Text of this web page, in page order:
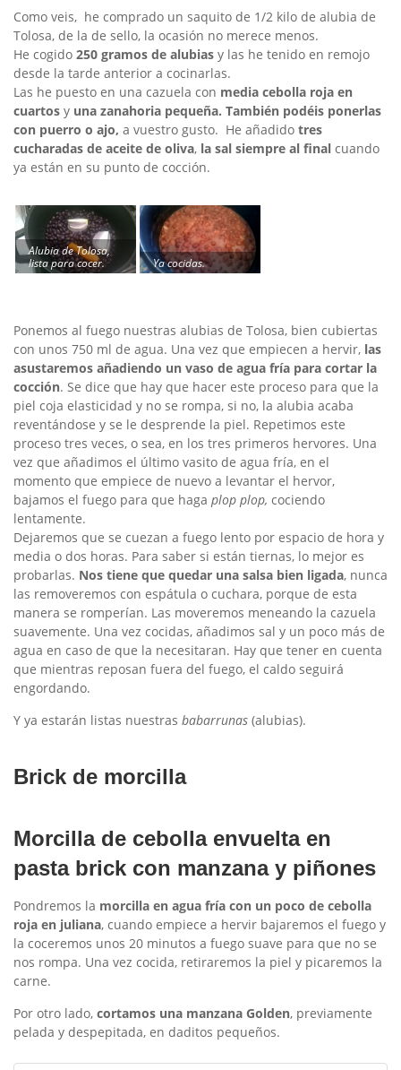
Como veis, he comprado un saquito de 1/2 kilo de alubia de
Tolosa, de la de sello, la ocasión no merece menos.
He cogido 250 gramos de alubias y las he tenido en remojo
desde la tarde anterior a cocinarlas.
Las he puesto en una cazuela con media cebolla roja en
cuartos y una zanahoria pequeña. También podéis ponerlas
con puerro o ajo, a vuestro gusto. He añadido tres
cucharadas de aceite de oliva, la sal siempre al final cuando
ya están en su punto de cocción.
Alubia de Tolosa,
lista para cocer.
Ya cocidas.
Ponemos al fuego nuestras alubias de Tolosa, bien cubiertas
con unos 750 ml de agua. Una vez que empiecen a hervir, las
asustaremos añadiendo un vaso de agua fría para cortar la
cocción. Se dice que hay que hacer este proceso para que la
piel coja elasticidad y no se rompa, si no, la alubia acaba
reventándose y se le desprende la piel. Repetimos este
proceso tres veces, o sea, en los tres primeros hervores. Una
vez que añadimos el último vasito de agua fría, en el
momento que empiece de nuevo a levantar el hervor,
bajamos el fuego para que haga plop plop, cociendo
lentamente.
Dejaremos que se cuezan a fuego lento por espacio de hora y
media o dos horas. Para saber si están tiernas, lo mejor es
probarlas. Nos tiene que quedar una salsa bien ligada, nunca
las removeremos con espátula o cuchara, porque de esta
manera se romperían. Las moveremos meneando la cazuela
suavemente. Una vez cocidas, añadimos sal y un poco más de
agua en caso de que la necesitaran. Hay que tener en cuenta
que mientras reposan fuera del fuego, el caldo seguirá
engordando.
Y ya estarán listas nuestras babarrunas (alubias).
Brick de morcilla
Morcilla de cebolla envuelta en
pasta brick con manzana y piñones
Pondremos la morcilla en agua fría con un poco de cebolla
roja en juliana, cuando empiece a hervir bajaremos el fuego y
la coceremos unos 20 minutos a fuego suave para que no se
nos rompa. Una vez cocida, retiraremos la piel y picaremos la
carne.
Por otro lado, cortamos una manzana Golden, previamente
pelada y despepitada, en daditos pequeños.